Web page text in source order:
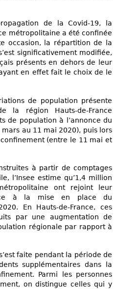
de la Covid-19, la
métropolitaine a été confinée
occasion, la répartition de la
significativement modifiée,
présents en dehors de leur
en effet fait le choix de le
de population présente
la région Hauts-de-France
de population à l’annonce du
au 11 mai 2020), puis lors
(entre le 11 mai et
à partir de comptages
l’Insee estime qu’1,4 million
ont rejoint leur
à la mise en place du
En Hauts-de-France, ces
par une augmentation de
régionale par rapport à
faite pendant la période de
supplémentaires dans la
Parmi les personnes
on distingue celles qui y